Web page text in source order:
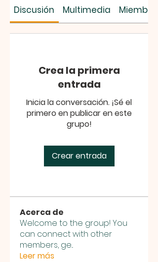
Discusión Multimedia Miembros
Crea la primera
entrada
Inicia la conversación. ¡Sé el
primero en publicar en este
grupo!
Crear entrada
Acerca de
Welcome to the group! You
can connect with other
members, ge...
Leer más